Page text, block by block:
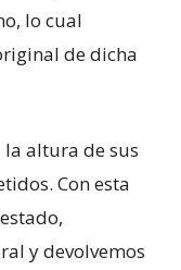
lo cual
de dicha
la altura de sus
Con esta
y devolvemos